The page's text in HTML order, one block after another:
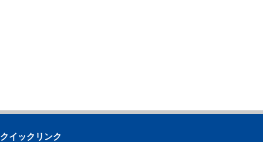
クイックリンク